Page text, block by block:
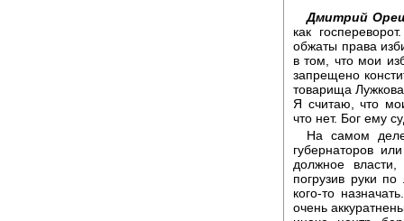
Дмитрий
как
обжаты права
в том, что мои
запрещено
товарища
Я считаю, что
что нет. Бог ему
На самом
губернаторов
должное
погрузив руки по
кого-то
очень